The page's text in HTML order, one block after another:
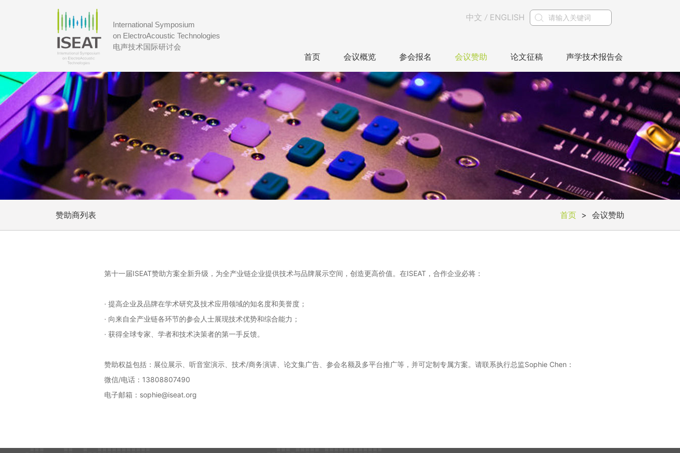
International Symposium
on ElectroAcoustic Technologies
电声技术国际研讨会
中文 / ENGLISH
首页 会议概览 参会报名 会议赞助 论文征稿 声学技术报告会
赞助商列表 首页 > 会议赞助
第十一届ISEAT赞助方案全新升级，为全产业链企业提供技术与品牌展示空间，创造更高价值。在ISEAT，合作企业必将：
· 提高企业及品牌在学术研究及技术应用领域的知名度和美誉度；
· 向来自全产业链各环节的参会人士展现技术优势和综合能力；
· 获得全球专家、学者和技术决策者的第一手反馈。
赞助权益包括：展位展示、听音室演示、技术/商务演讲、论文集广告、参会名额及多平台推广等，并可定制专属方案。请联系执行总监Sophie Chen：
微信/电话：13808807490
电子邮箱：sophie@iseat.org